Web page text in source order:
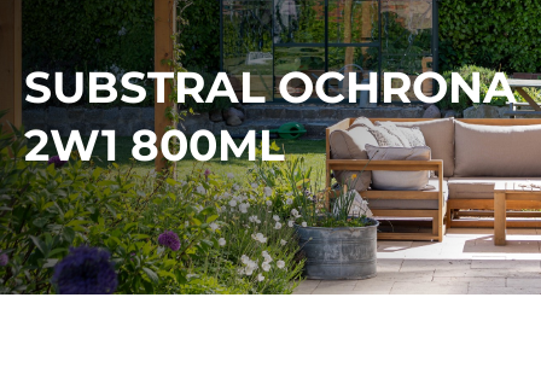
SUBSTRAL OCHRONA
2W1 800ML